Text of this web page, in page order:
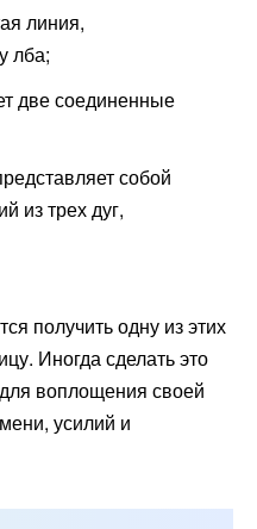
линия,
лба;
две соединенные
собой
из трех дуг,
получить одну из этих
Иногда сделать это
воплощения своей
усилий и